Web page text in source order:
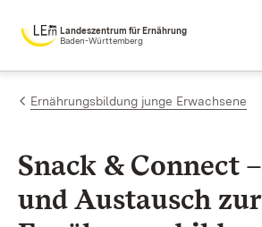
Zum Inhalt springen
Landeszentrum für Ernährung
Baden-Württemberg
Ernährungsbildung junge Erwachsene
Snack & Connect
und Aus­tausch zur